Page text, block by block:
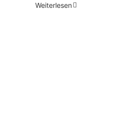
Weiterlesen